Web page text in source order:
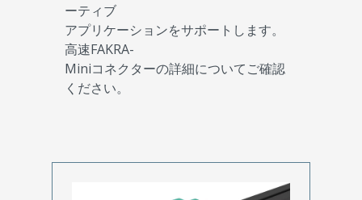
ーティブ
アプリケーションをサポートします。
高速FAKRA-
Miniコネクターの詳細についてご確認
ください。